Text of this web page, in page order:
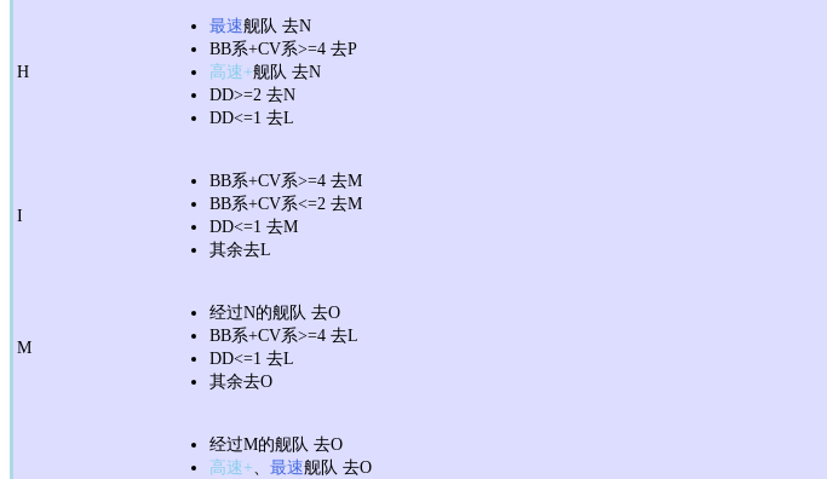
H
最速舰队 去N
BB系+CV系>=4 去P
高速+舰队 去N
DD>=2 去N
DD<=1 去L
I
BB系+CV系>=4 去M
BB系+CV系<=2 去M
DD<=1 去M
其余去L
M
经过N的舰队 去O
BB系+CV系>=4 去L
DD<=1 去L
其余去O
经过M的舰队 去O
高速+
最速舰队 去O